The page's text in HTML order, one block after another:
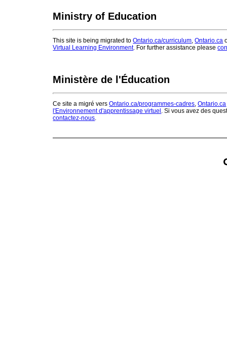
Ministry of Education
This site is being migrated toOntario.ca/curriculum ,Ontario.ca
Virtual Learning Environment. For further assistance please
Ministère de l'Éducation
Ce site a migré versOntario.ca/programmes-cadres ,Ontario.ca
l'Environnement d'apprentissage virtuel . Si vous avez des
contactez-nous